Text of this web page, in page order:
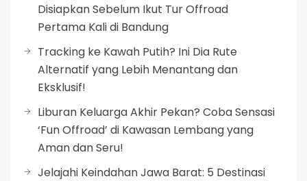
Disiapkan Sebelum Ikut Tur Offroad
Pertama Kali di Bandung
Tracking ke Kawah Putih? Ini Dia Rute
Alternatif yang Lebih Menantang dan
Eksklusif!
Liburan Keluarga Akhir Pekan? Coba Sensasi
‘Fun Offroad’ di Kawasan Lembang yang
Aman dan Seru!
Jelajahi Keindahan Jawa Barat: 5 Destinasi